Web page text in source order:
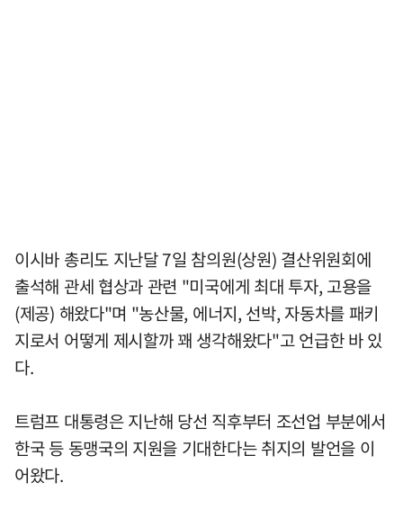
이시바 총리도 지난달 7일 참의원(상원) 결산위원회에
출석해 관세 협상과 관련 "미국에게 최대 투자, 고용을
(제공) 해왔다"며 "농산물, 에너지, 선박, 자동차를 패키
지로서 어떻게 제시할까 꽤 생각해왔다"고 언급한 바 있
다.
트럼프 대통령은 지난해 당선 직후부터 조선업 부분에서
한국 등 동맹국의 지원을 기대한다는 취지의 발언을 이
어왔다.